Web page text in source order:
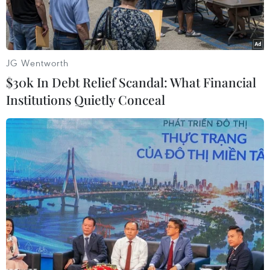
Đảo Đá Tây, thuộc quần đảo Trường Sa của Việt Nam. (Nguồn:
TTXVN)
Tối 17/5, tại Thành phố Hồ Chí Minh, chương
trình nghệ thuật “Hát cùng biển đảo thân yêu”
đã diễn ra, dưới sự phối hợp tổ chức của Liên
hiệp các Hội Văn học nghệ thuật Thành phố Hồ
JG Wentworth
$30k In Debt Relief Scandal: What Financial
Institutions Quietly Conceal